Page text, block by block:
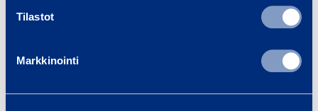
Tilastot
Markkinointi
HSEQ